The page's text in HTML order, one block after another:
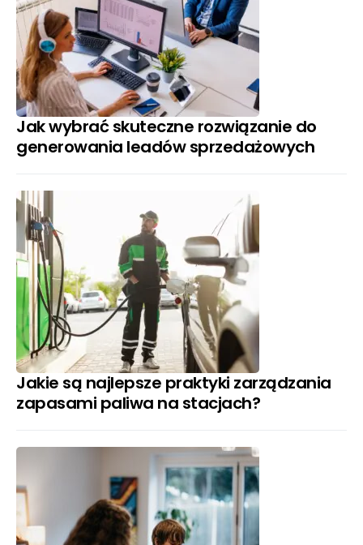
Jak wybrać skuteczne rozwiązanie do
generowania leadów sprzedażowych
Jakie są najlepsze praktyki zarządzania
zapasami paliwa na stacjach?